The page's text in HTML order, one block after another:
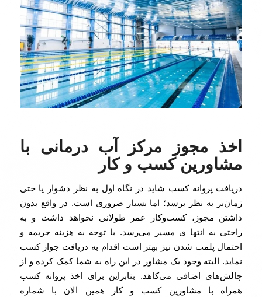
اخذ مجوز مرکز آب درمانی با
مشاورین کسب و کار
دریافت پروانه کسب شاید در نگاه اول به نظر دشوار یا حتی
زمان‌بر به نظر برسد؛ اما بسیار ضروری است. در واقع بدون
داشتن مجوز، کسب‌وکار عمر طولانی نخواهد داشت و به
راحتی به انتها ی مسیر می‌رسد. با توجه به هزینه جریمه و
احتمال پلمب شدن نیز بهتر است اقدام به دریافت جواز کسب
نماید. البته وجود یک مشاور در این راه به شما کمک کرده و از
چالش‌های اضافی می‌کاهد. بنابراین برای اخذ پروانه کسب
همراه با مشاورین کسب و کار همین الان با شماره